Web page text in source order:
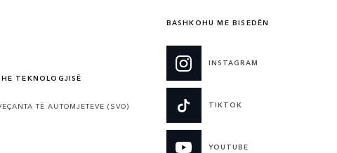
TEKNOLOGJISË
TË AUTOMJETEVE (SVO)
BASHKOHU ME BISEDËN
INSTAGRAM
TIKTOK
YOUTUBE